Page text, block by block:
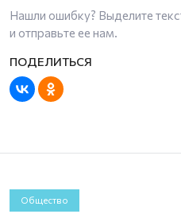
Нашли ошибку? Выделите
и отправьте ее нам.
Общество